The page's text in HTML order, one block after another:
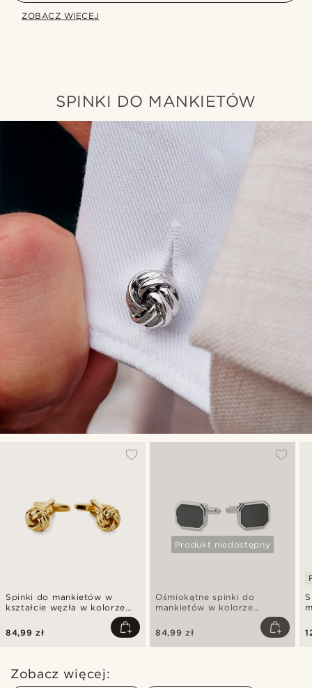
ZOBACZ WIĘCEJ
SPINKI DO MANKIETÓW
Spinki do mankietów w
kształcie węzła w kolorze
84,99 zł
Produkt niedostępny
Ośmiokątne spinki do
mankietów w kolorze
różowego złota z wstawką z
onyksu
84,99 zł
Zobacz więcej: